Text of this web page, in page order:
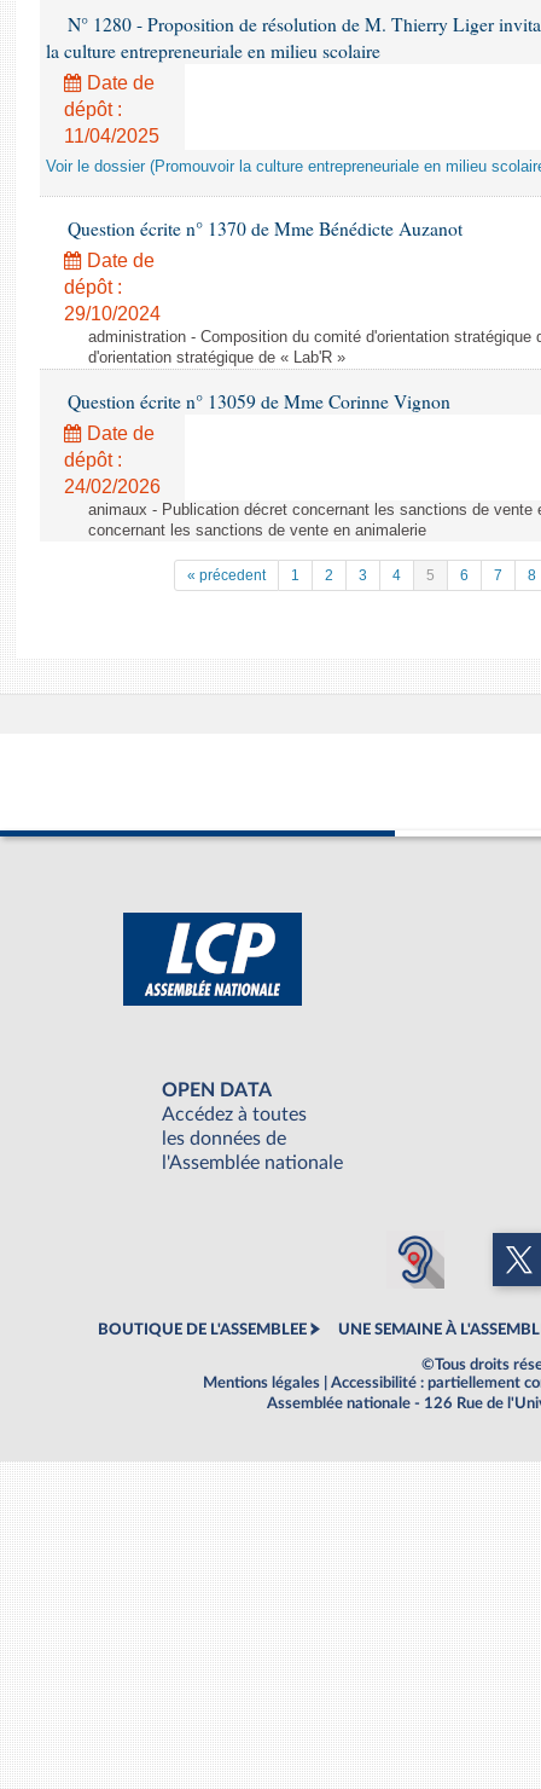
N° 1280 - Proposition de résolution de M. Thierry Liger
la culture entrepreneuriale en milieu scolaire
Date de
dépôt :
11/04/2025
Voir le dossier (Promouvoir la culture entrepreneuriale en milieu
Question écrite n° 1370 de Mme Bénédicte Auzanot
Date de
dépôt :
29/10/2024
administration - Composition du comité d'orientation stratégique
d'orientation stratégique de « Lab'R »
Question écrite n° 13059 de Mme Corinne Vignon
Date de
dépôt :
24/02/2026
animaux - Publication décret concernant les sanctions de vente
concernant les sanctions de vente en animalerie
« précedent 1 2 3 4 5 6 7 8
OPEN DATA
Accédez à toutes
les données de
l'Assemblée nationale
BOUTIQUE DE L'ASSEMBLEE UNE SEMAINE À
©Tous droits
Mentions légales
Accessibilité : partiellement
Assemblée nationale - 126 Rue de